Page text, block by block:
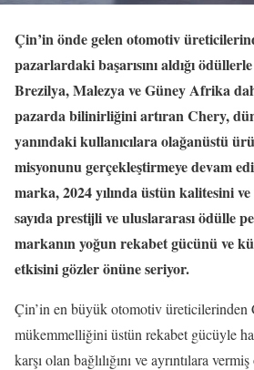
Çin’in önde gelen otomotiv
pazarlardaki başarısını aldığı
Brezilya, Malezya ve Güney Afrika
pazarda bilinirliğini artıran Chery,
yanındaki kullanıcılara olağanüstü
misyonunu gerçekleştirmeye devam
marka, 2024 yılında üstün kalitesini
sayıda prestijli ve uluslararası ödülle
markanın yoğun rekabet gücünü ve
etkisini gözler önüne seriyor.
Çin’in en büyük otomotiv üreticilerinden
mükemmelliğini üstün rekabet gücüyle
karşı olan bağlılığını ve ayrıntılara